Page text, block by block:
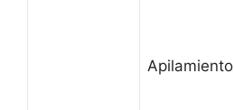
Apilamiento